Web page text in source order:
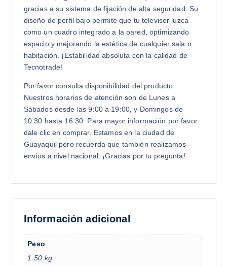
gracias a su sistema de fijación de alta seguridad. Su
diseño de perfil bajo permite que tu televisor luzca
como un cuadro integrado a la pared, optimizando
espacio y mejorando la estética de cualquier sala o
habitación. ¡Estabilidad absoluta con la calidad de
Tecnotrade!
Por favor consulta disponibilidad del producto.
Nuestros horarios de atención son de Lunes a
Sábados desde las 9:00 a 19:00, y Domingos de
10:30 hasta 16:30. Para mayor información por favor
dale clic en comprar. Estamos en la ciudad de
Guayaquil pero recuerda que también realizamos
envíos a nivel nacional. ¡Gracias por tu pregunta!
Información adicional
Peso
1.50 kg